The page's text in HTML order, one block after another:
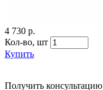
4 730 р.
Кол-во, шт
Купить
Получить консультацию